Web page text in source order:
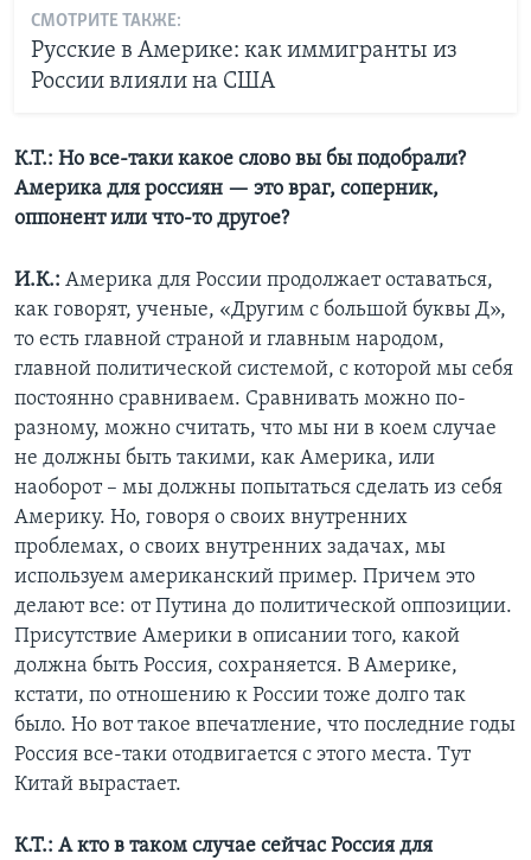
СМОТРИТЕ ТАКЖЕ:
Русские в Америке: как иммигранты из
России влияли на США
К.Т.: Но все-таки какое слово вы бы подобрали?
Америка для россиян — это враг, соперник,
оппонент или что-то другое?
И.К.: Америка для России продолжает оставаться,
как говорят, ученые, «Другим с большой буквы Д»,
то есть главной страной и главным народом,
главной политической системой, с которой мы себя
постоянно сравниваем. Сравнивать можно по-
разному, можно считать, что мы ни в коем случае
не должны быть такими, как Америка, или
наоборот – мы должны попытаться сделать из себя
Америку. Но, говоря о своих внутренних
проблемах, о своих внутренних задачах, мы
используем американский пример. Причем это
делают все: от Путина до политической оппозиции.
Присутствие Америки в описании того, какой
должна быть Россия, сохраняется. В Америке,
кстати, по отношению к России тоже долго так
было. Но вот такое впечатление, что последние годы
Россия все-таки отодвигается с этого места. Тут
Китай вырастает.
К.Т.: А кто в таком случае сейчас Россия для